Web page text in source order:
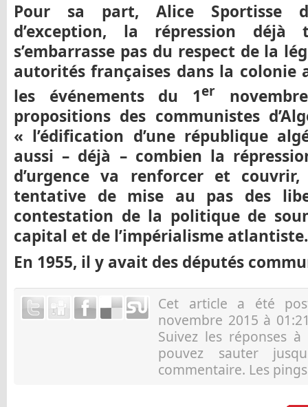
Pour sa part, Alice Sportisse
d’exception, la répression
s’embarrasse pas du respect de la
autorités françaises dans la colonie
les événements du 1er
propositions des communistes
« l’édification d’une république
aussi – déjà – combien la
d’urgence va renforcer et
tentative de mise au pas des
contestation de la politique de
capital et de l’impérialisme atlantiste.
En 1955, il y avait des députés
Cet article a été
novembre 2015 à
Suivez les réponses
pouvez sauter
commentaire. Les